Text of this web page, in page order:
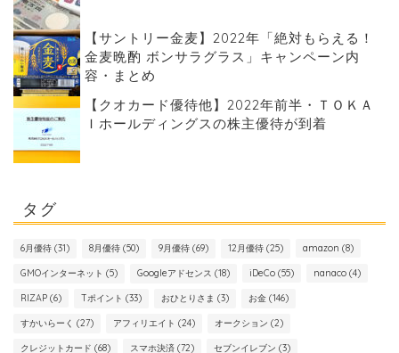
【サントリー金麦】2022年「絶対もらえる！
金麦晩酌 ボンサラグラス」キャンペーン内
容・まとめ
【クオカード優待他】2022年前半・ＴＯＫＡ
Ｉホールディングスの株主優待が到着
タグ
6月優待 (31) 8月優待 (50) 9月優待 (69) 12月優待 (25) amazon (8)
GMOインターネット (5) Googleアドセンス (18) iDeCo (55) nanaco (4)
RIZAP (6) Tポイント (33) おひとりさま (3) お金 (146)
すかいらーく (27) アフィリエイト (24) オークション (2)
クレジットカード (68) スマホ決済 (72) セブンイレブン (3)